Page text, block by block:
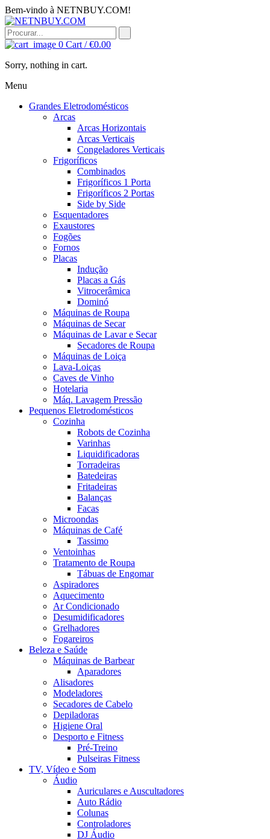
Bem-vindo à NETNBUY.COM!
0 Cart /€0.00
Sorry, nothing in cart.
Menu
Grandes Eletrodomésticos
Arcas
Arcas Horizontais
Arcas Verticais
Congeladores Verticais
Frigoríficos
Combinados
Frigoríficos 1 Porta
Frigoríficos 2 Portas
Side by Side
Esquentadores
Exaustores
Fogões
Fornos
Placas
Indução
Placas a Gás
Vitrocerâmica
Dominó
Máquinas de Roupa
Máquinas de Secar
Máquinas de Lavar e Secar
Secadores de Roupa
Máquinas de Loiça
Lava-Loiças
Caves de Vinho
Hotelaria
Máq. Lavagem Pressão
Pequenos Eletrodomésticos
Cozinha
Robots de Cozinha
Varinhas
Liquidificadoras
Torradeiras
Batedeiras
Fritadeiras
Balanças
Facas
Microondas
Máquinas de Café
Tassimo
Ventoinhas
Tratamento de Roupa
Tábuas de Engomar
Aspiradores
Aquecimento
Ar Condicionado
Desumidificadores
Grelhadores
Fogareiros
Beleza e Saúde
Máquinas de Barbear
Aparadores
Alisadores
Modeladores
Secadores de Cabelo
Depiladoras
Higiene Oral
Desporto e Fitness
Pré-Treino
Pulseiras Fitness
TV, Vídeo e Som
Áudio
Auriculares e Auscultadores
Auto Rádio
Colunas
Controladores
DJ Áudio